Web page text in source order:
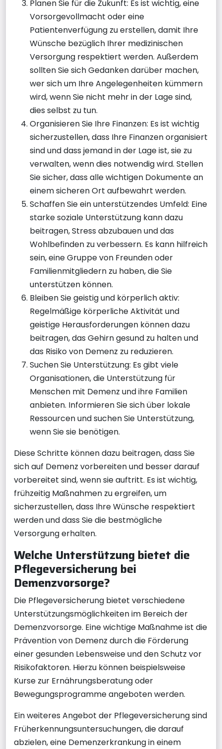
Planen Sie für die Zukunft: Es ist wichtig, eine
Vorsorgevollmacht oder eine
Patientenverfügung zu erstellen, damit Ihre
Wünsche bezüglich Ihrer medizinischen
Versorgung respektiert werden. Außerdem
sollten Sie sich Gedanken darüber machen,
wer sich um Ihre Angelegenheiten kümmern
wird, wenn Sie nicht mehr in der Lage sind,
dies selbst zu tun.
Organisieren Sie Ihre Finanzen: Es ist wichtig
sicherzustellen, dass Ihre Finanzen organisiert
sind und dass jemand in der Lage ist, sie zu
verwalten, wenn dies notwendig wird. Stellen
Sie sicher, dass alle wichtigen Dokumente an
einem sicheren Ort aufbewahrt werden.
Schaffen Sie ein unterstützendes Umfeld: Eine
starke soziale Unterstützung kann dazu
beitragen, Stress abzubauen und das
Wohlbefinden zu verbessern. Es kann hilfreich
sein, eine Gruppe von Freunden oder
Familienmitgliedern zu haben, die Sie
unterstützen können.
Bleiben Sie geistig und körperlich aktiv:
Regelmäßige körperliche Aktivität und
geistige Herausforderungen können dazu
beitragen, das Gehirn gesund zu halten und
das Risiko von Demenz zu reduzieren.
Suchen Sie Unterstützung: Es gibt viele
Organisationen, die Unterstützung für
Menschen mit Demenz und ihre Familien
anbieten. Informieren Sie sich über lokale
Ressourcen und suchen Sie Unterstützung,
wenn Sie sie benötigen.
Diese Schritte können dazu beitragen, dass Sie
sich auf Demenz vorbereiten und besser darauf
vorbereitet sind, wenn sie auftritt. Es ist wichtig,
frühzeitig Maßnahmen zu ergreifen, um
sicherzustellen, dass Ihre Wünsche respektiert
werden und dass Sie die bestmögliche
Versorgung erhalten.
Welche Unterstützung bietet die
Pflegeversicherung bei
Demenzvorsorge?
Die Pflegeversicherung bietet verschiedene
Unterstützungsmöglichkeiten im Bereich der
Demenzvorsorge. Eine wichtige Maßnahme ist die
Prävention von Demenz durch die Förderung
einer gesunden Lebensweise und den Schutz vor
Risikofaktoren. Hierzu können beispielsweise
Kurse zur Ernährungsberatung oder
Bewegungsprogramme angeboten werden.
Ein weiteres Angebot der Pflegeversicherung sind
Früherkennungsuntersuchungen, die darauf
abzielen, eine Demenzerkrankung in einem